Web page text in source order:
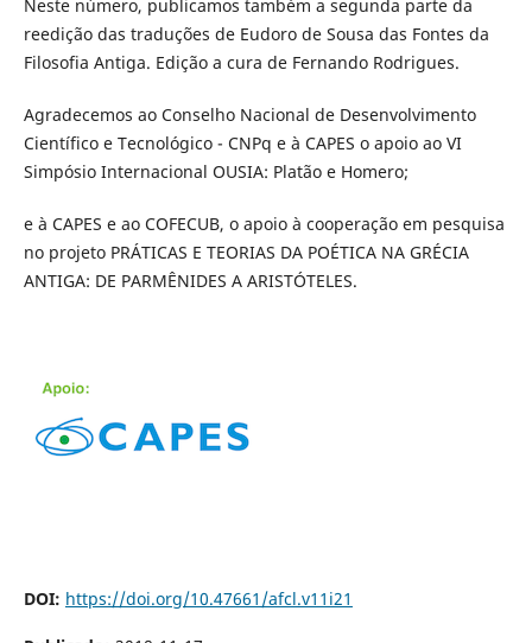
Neste número, publicamos também a segunda parte da
reedição das traduções de Eudoro de Sousa das Fontes da
Filosofia Antiga. Edição a cura de Fernando Rodrigues.
Agradecemos ao Conselho Nacional de Desenvolvimento
Científico e Tecnológico - CNPq e à CAPES o apoio ao VI
Simpósio Internacional OUSIA: Platão e Homero;
e à CAPES e ao COFECUB, o apoio à cooperação em pesquisa
no projeto PRÁTICAS E TEORIAS DA POÉTICA NA GRÉCIA
ANTIGA: DE PARMÊNIDES A ARISTÓTELES.
DOI: https://doi.org/10.47661/afcl.v11i21